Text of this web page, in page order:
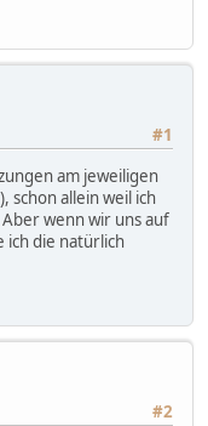
#1
am jeweiligen
schon allein weil ich
wenn wir uns auf
ich die natürlich
#2